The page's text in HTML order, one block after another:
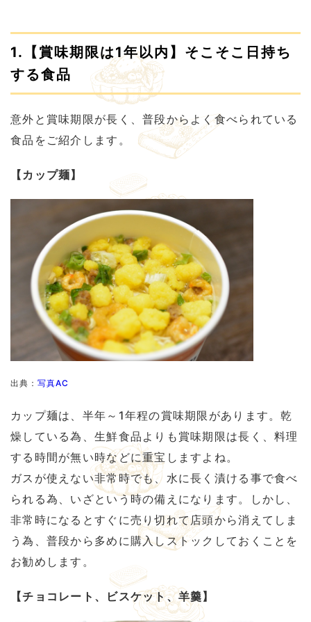
1.【賞味期限は1年以内】そこそこ日持ち
する食品
意外と賞味期限が長く、普段からよく食べられている
食品をご紹介します。
【カップ麺】
出典： 写真AC
カップ麺は、半年～1年程の賞味期限があります。乾
燥している為、生鮮食品よりも賞味期限は長く、料理
する時間が無い時などに重宝しますよね。
ガスが使えない非常時でも、水に長く漬ける事で食べ
られる為、いざという時の備えになります。しかし、
非常時になるとすぐに売り切れて店頭から消えてしま
う為、普段から多めに購入しストックしておくことを
お勧めします。
【チョコレート、ビスケット、羊羹】